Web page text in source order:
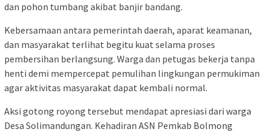
dan pohon tumbang akibat banjir bandang.
Kebersamaan antara pemerintah daerah, aparat keamanan,
dan masyarakat terlihat begitu kuat selama proses
pembersihan berlangsung. Warga dan petugas bekerja tanpa
henti demi mempercepat pemulihan lingkungan permukiman
agar aktivitas masyarakat dapat kembali normal.
Aksi gotong royong tersebut mendapat apresiasi dari warga
Desa Solimandungan. Kehadiran ASN Pemkab Bolmong